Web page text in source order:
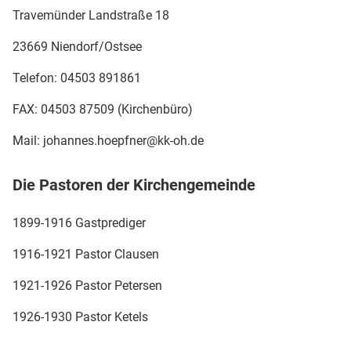
Travemünder Landstraße 18
23669 Niendorf/Ostsee
Telefon: 04503 891861
FAX: 04503 87509 (Kirchenbüro)
Mail: johannes.hoepfner@kk-oh.de
Die Pastoren der Kirchengemeinde
1899-1916 Gastprediger
1916-1921 Pastor Clausen
1921-1926 Pastor Petersen
1926-1930 Pastor Ketels